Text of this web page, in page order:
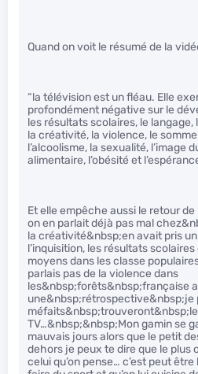
Quand on voit le résumé de la
“la télévision est un fléau. Elle
profondément négative sur le
les résultats scolaires, le langage,
la créativité, la violence, le
l’alcoolisme, la sexualité, l’image
alimentaire, l’obésité et
Et elle empêche aussi le retour de
on en parlait déjà pas mal
la créativité&nbsp;en avait pris
l’inquisition, les résultats
moyens dans les classe
parlais pas de la violence dans
les&nbsp;forêts&nbsp;française
une&nbsp;rétrospective&nbsp;je
TV…&nbsp;&nbsp;Mon gamin se
mauvais jours alors que le petit
dehors je peux te dire que le plus
celui qu’on pense… c’est peut